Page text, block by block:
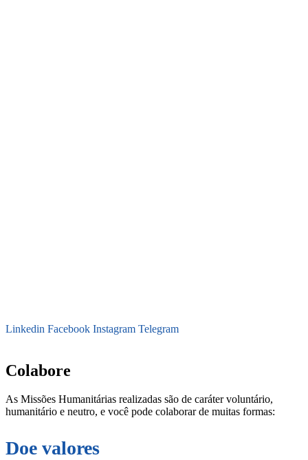
Linkedin Facebook Instagram Telegram
Colabore
As Missões Humanitárias realizadas são de caráter voluntário,
humanitário e neutro, e você pode colaborar de muitas formas:
Doe valores